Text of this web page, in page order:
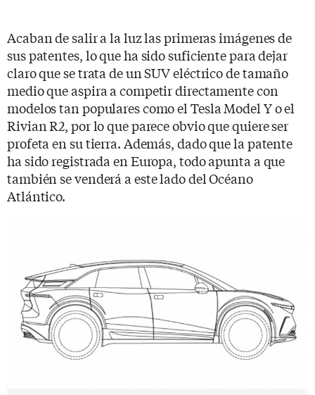
Acaban de salir a la luz las primeras imágenes de
sus patentes, lo que ha sido suficiente para dejar
claro que se trata de un SUV eléctrico de tamaño
medio que aspira a competir directamente con
modelos tan populares como el Tesla Model Y o el
Rivian R2, por lo que parece obvio que quiere ser
profeta en su tierra. Además, dado que la patente
ha sido registrada en Europa, todo apunta a que
también se venderá a este lado del Océano
Atlántico.